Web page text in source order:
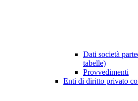
Dati società
tabelle)
Provvedimenti
Enti di diritto privato